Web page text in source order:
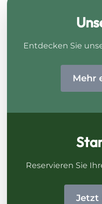
Aktiv
Entdecken Sie
Mehr
Reservieren Sie
Jetzt